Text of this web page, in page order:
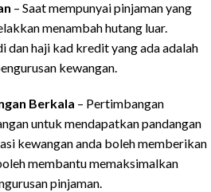
– Saat mempunyai pinjaman yang
menambah hutang luar.
haji kad kredit yang ada adalah
kewangan.
Berkala – Pertimbangan
untuk mendapatkan pandangan
kewangan anda boleh memberikan
membantu memaksimalkan
pinjaman.